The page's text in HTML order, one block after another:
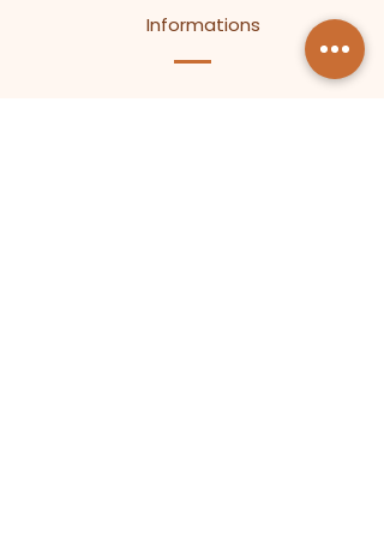
Informations